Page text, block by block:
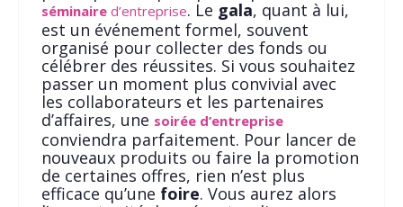
séminaire d’entreprise. Le gala, quant à lui,
est un événement formel, souvent
organisé pour collecter des fonds ou
célébrer des réussites. Si vous souhaitez
passer un moment plus convivial avec
les collaborateurs et les partenaires
d’affaires, une soirée d’entreprise
conviendra parfaitement. Pour lancer de
nouveaux produits ou faire la promotion
de certaines offres, rien n’est plus
efficace qu’une foire. Vous aurez alors